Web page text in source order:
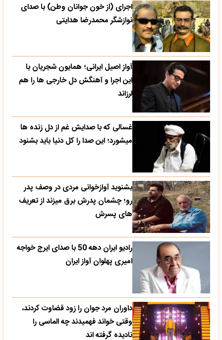
اجرای (از خون جوانان وطن) با صدای
نوازشگر محمدرضا هدایتی
آواز اصیل ایرانی؛ همایون شجریان با
این اجرا و آهنگش دل خارجی ها را هم
لرزاند
غسالی که با صدایش غم از دل زنده ها
میشورد؛ این صدا را کل دنیا باید بشنود
بشنوید آوازخوانی مردی در وصف پدر
رو؛ چشمان پدرش برق میزند از تعریف
های پسرش
رادیو ایران دهه 50 با صدای ایرج خواجه
امیری پهلوان آواز ایران
داوران مرد جوان را زود قضاوت کردند،
وقتی خواند فهمیدند چه الماسی را
نادیده گرفته اند